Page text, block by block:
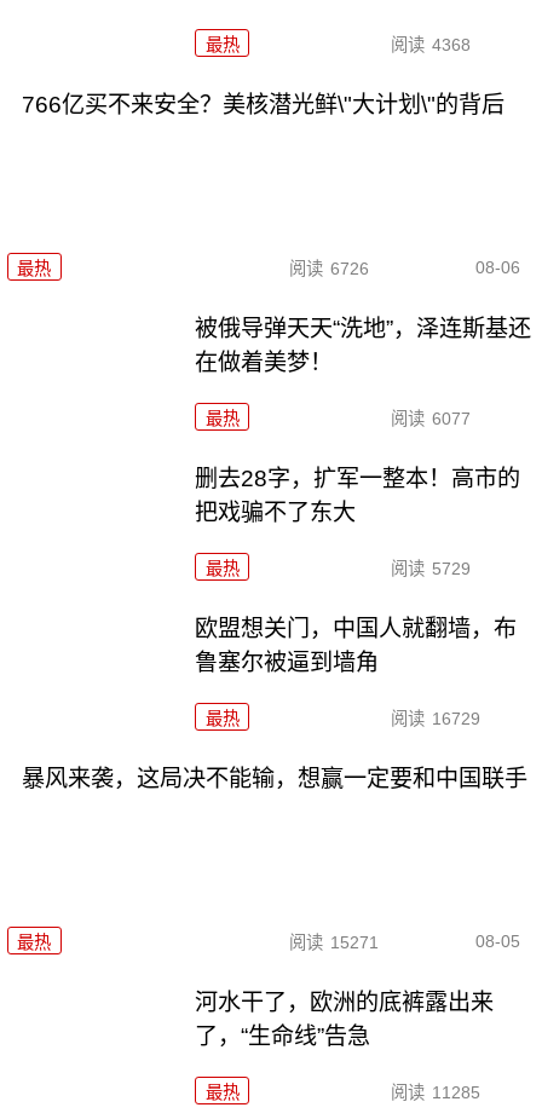
最热 阅读 4368
766亿买不来安全？美核潜光鲜\"大计划\"的背后
最热 阅读 6726 08-06
被俄导弹天天“洗地”，泽连斯基还
在做着美梦！
最热 阅读 6077
删去28字，扩军一整本！高市的
把戏骗不了东大
最热 阅读 5729
欧盟想关门，中国人就翻墙，布
鲁塞尔被逼到墙角
最热 阅读 16729
暴风来袭，这局决不能输，想赢一定要和中国联手
最热 阅读 15271 08-05
河水干了，欧洲的底裤露出来
了，“生命线”告急
最热 阅读 11285